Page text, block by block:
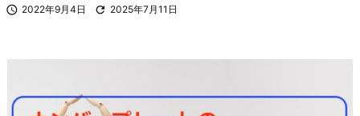
 2022年9月4日  2025年7月11日